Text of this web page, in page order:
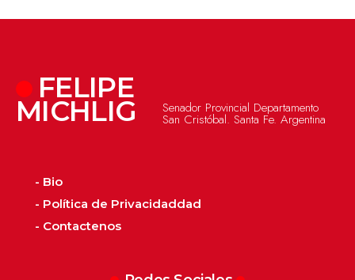
FELIPE
MICHLIG Senador Provincial Departamento
San Cristóbal. Santa Fe. Argentina
- Bio
- Política de Privacidaddad
- Contactenos